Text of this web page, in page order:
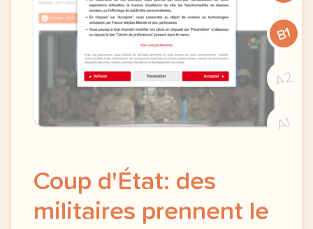
B1
A2
A1
Coup d'État: des
militaires prennent le